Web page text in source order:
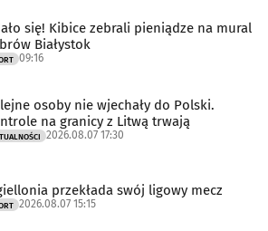
się! Kibice zebrali pieniądze na mural
Białystok
09:16
osoby nie wjechały do Polski.
na granicy z Litwą trwają
2026.08.07 17:30
przekłada swój ligowy mecz
2026.08.07 15:15